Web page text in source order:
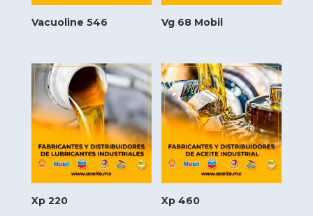
Vacuoline 546 Vg 68 Mobil
Xp 220 Xp 460